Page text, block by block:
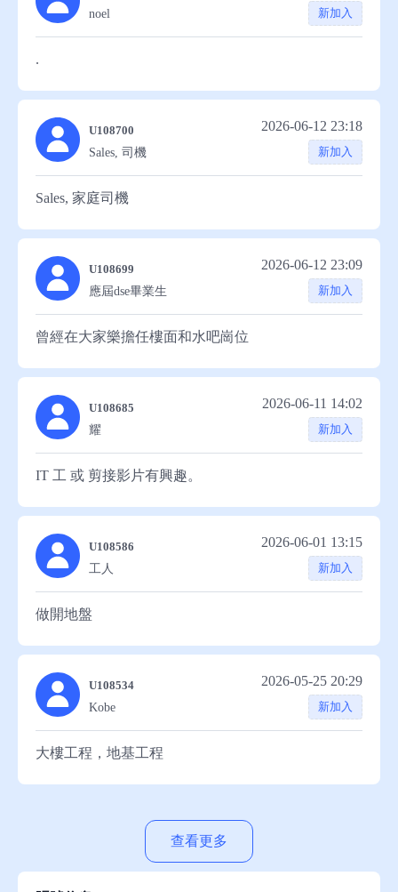
noel
新加入
.
U108700
Sales, 司機
2026-06-12 23:18
新加入
Sales, 家庭司機
U108699
應屆dse畢業生
2026-06-12 23:09
新加入
曾經在大家樂擔任樓面和水吧崗位
U108685
耀
2026-06-11 14:02
新加入
IT 工 或 剪接影片有興趣。
U108586
工人
2026-06-01 13:15
新加入
做開地盤
U108534
Kobe
2026-05-25 20:29
新加入
大樓工程，地基工程
查看更多